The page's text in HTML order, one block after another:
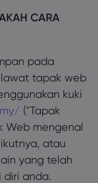
CARA
pada
tapak web
kuki
("Tapak
Web mengenal
atau
yang telah
diri anda.